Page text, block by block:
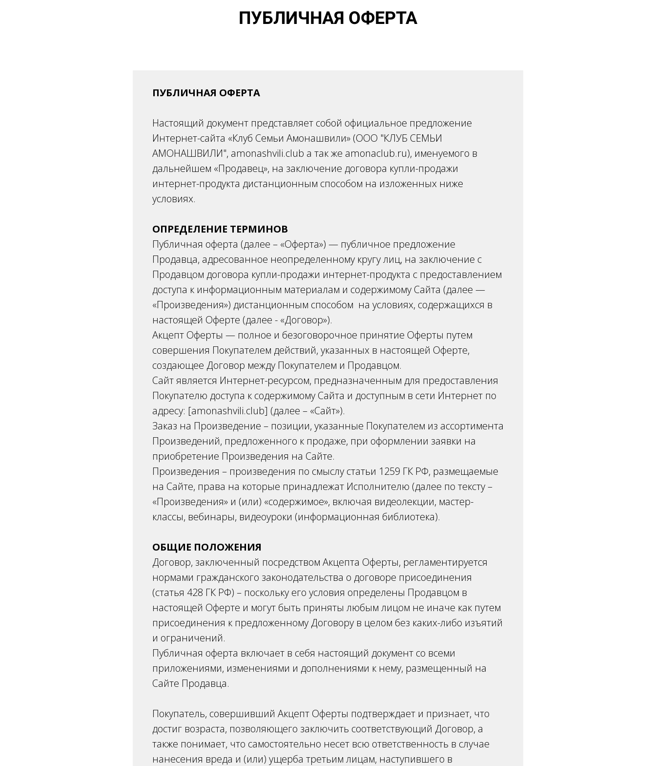
ПУБЛИЧНАЯ ОФЕРТА
ПУБЛИЧНАЯ ОФЕРТА
Настоящий документ представляет собой официальное предложение
Интернет-сайта «Клуб Семьи Амонашвили» (ООО "КЛУБ СЕМЬИ
АМОНАШВИЛИ", amonashvili.club а так же amonaclub.ru), именуемого в
дальнейшем «Продавец», на заключение договора купли-продажи
интернет-продукта дистанционным способом на изложенных ниже
условиях.
ОПРЕДЕЛЕНИЕ ТЕРМИНОВ
Публичная оферта (далее – «Оферта») — публичное предложение
Продавца, адресованное неопределенному кругу лиц, на заключение с
Продавцом договора купли-продажи интернет-продукта с предоставлением
доступа к информационным материалам и содержимому Сайта (далее —
«Произведения») дистанционным способом на условиях, содержащихся в
настоящей Оферте (далее - «Договор»).
Акцепт Оферты — полное и безоговорочное принятие Оферты путем
совершения Покупателем действий, указанных в настоящей Оферте,
создающее Договор между Покупателем и Продавцом.
Сайт является Интернет-ресурсом, предназначенным для предоставления
Покупателю доступа к содержимому Сайта и доступным в сети Интернет по
адресу: [amonashvili.club] (далее – «Сайт»).
Заказ на Произведение – позиции, указанные Покупателем из ассортимента
Произведений, предложенного к продаже, при оформлении заявки на
приобретение Произведения на Сайте.
Произведения – произведения по смыслу статьи 1259 ГК РФ, размещаемые
на Сайте, права на которые принадлежат Исполнителю (далее по тексту –
«Произведения» и (или) «содержимое», включая видеолекции, мастер-
классы, вебинары, видеоуроки (информационная библиотека).
ОБЩИЕ ПОЛОЖЕНИЯ
Договор, заключенный посредством Акцепта Оферты, регламентируется
нормами гражданского законодательства о договоре присоединения
(статья 428 ГК РФ) – поскольку его условия определены Продавцом в
настоящей Оферте и могут быть приняты любым лицом не иначе как путем
присоединения к предложенному Договору в целом без каких-либо изъятий
и ограничений.
Публичная оферта включает в себя настоящий документ со всеми
приложениями, изменениями и дополнениями к нему, размещенный на
Сайте Продавца.
Покупатель, совершивший Акцепт Оферты подтверждает и признает, что
достиг возраста, позволяющего заключить соответствующий Договор, а
также понимает, что самостоятельно несет всю ответственность в случае
нанесения вреда и (или) ущерба третьим лицам, наступившего в